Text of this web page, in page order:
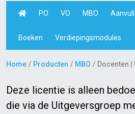
PO VO MBO
Boeken Verdiepingsmodules
Home Producten MBO Docenten
Deze licentie is alleen
die via de Uitgeversgroep